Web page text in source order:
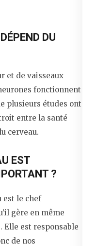
DU
et de vaisseaux
fonctionnent
plusieurs études ont
entre la santé
cerveau.
EST
?
est le chef
gère en même
Elle est responsable
de nos